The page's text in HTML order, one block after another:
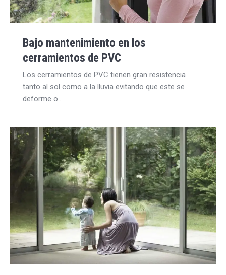
Bajo mantenimiento en los
cerramientos de PVC
Los cerramientos de PVC tienen gran resistencia
tanto al sol como a la lluvia evitando que este se
deforme o…